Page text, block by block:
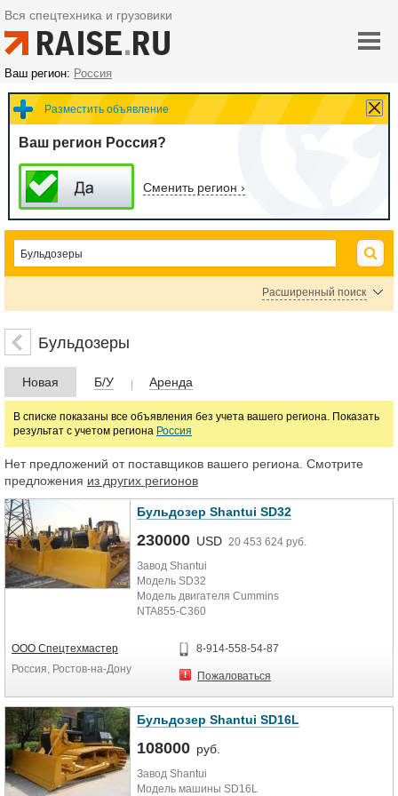
Вся спецтехника и грузовики
Ваш регион: Россия
Разместить объявление
Ваш регион Россия?
Сменить регион ›
Расширенный поиск
Цена
руб.
Марка
Бульдозеры
Новая Б/У Аренда
В списке показаны все объявления без учета вашего региона. Показать
результат с учетом региона Россия
Нет предложений от поставщиков вашего региона. Смотрите
предложения из других регионов
Бульдозер Shantui SD32
230000 USD 20 453 624 руб.
Завод Shantui
Модель SD32
Модель двигателя Cummins
NTA855-C360
Стандарт качества Евро 4
Скорость вперед 0-3,6 1-6,6 2-11,5
Снаряженная масса 37200 (кг.)
Тип отвала U-образный
Высота отвала 1720 (мм.)
Шаг 228 (мм.)
ООО Спецтехмастер
Россия, Ростов-на-Дону
8-914-558-54-87
Пожаловаться
Бульдозер Shantui SD16L
108000 руб.
Завод Shantui
Модель машины SD16L